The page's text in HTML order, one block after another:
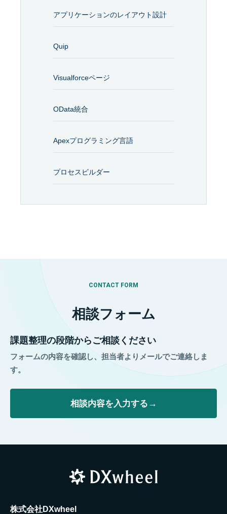
アプリケーションのレイアウト設計
Quip
Visualforceページ
OData統合
Apexプログラミング言語
プロセスビルダー
CONTACT FORM
相談フォーム
課題整理の段階からご相談ください
フォームの内容を確認し、担当者よりメールでご連絡しま
す。
相談内容を入力する
株式会社DXwheel